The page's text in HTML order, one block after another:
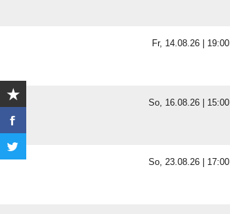
Fr, 14.08.26 | 19:00
So, 16.08.26 | 15:00
So, 23.08.26 | 17:00